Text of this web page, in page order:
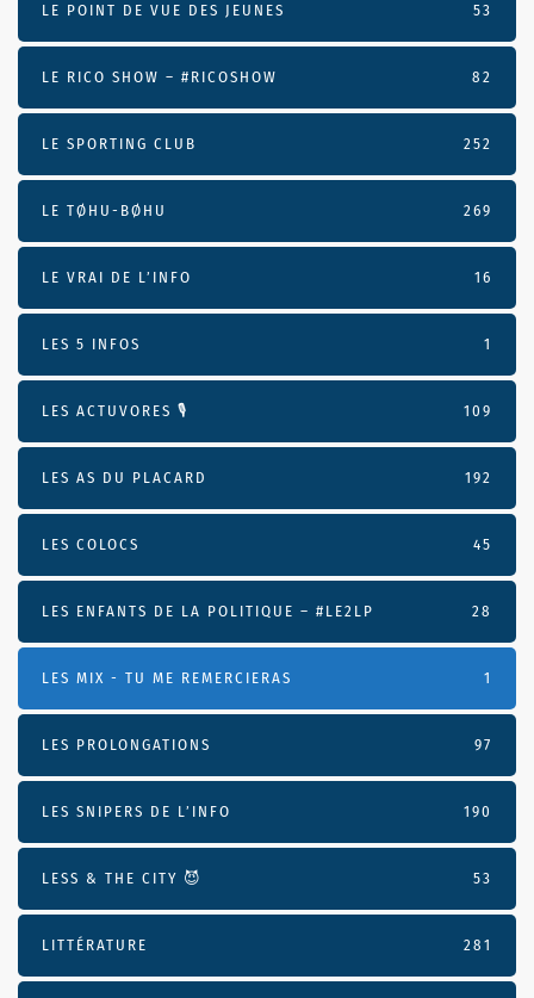
LE POINT DE VUE DES JEUNES 53
LE RICO SHOW – #RICOSHOW 82
LE SPORTING CLUB 252
LE TØHU-BØHU 269
LE VRAI DE L’INFO 16
LES 5 INFOS 1
LES ACTUVORES 🎙 109
LES AS DU PLACARD 192
LES COLOCS 45
LES ENFANTS DE LA POLITIQUE – #LE2LP 28
LES MIX - TU ME REMERCIERAS 1
LES PROLONGATIONS 97
LES SNIPERS DE L’INFO 190
LESS & THE CITY 😈 53
LITTÉRATURE 281